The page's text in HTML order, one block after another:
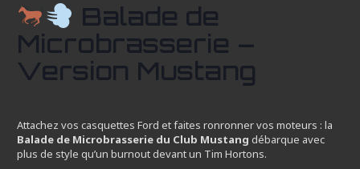
Balade de
Microbrasserie –
Version Mustang
Attachez vos casquettes Ford et faites ronronner vos moteurs : la
Balade de Microbrasserie du Club Mustang débarque avec
plus de style qu’un burnout devant un Tim Hortons.